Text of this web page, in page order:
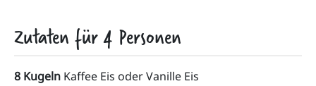
Zutaten für4 Personen
8 Kugeln Kaffee Eis oder Vanille Eis